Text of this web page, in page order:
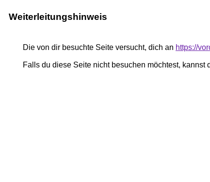
Weiterleitungshinweis
Die von dir besuchte Seite versucht, dich an https://
Falls du diese Seite nicht besuchen möchtest, kannst